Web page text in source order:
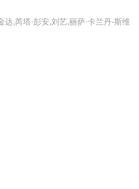
,芮塔·彭安,刘艺,丽萨·卡兰丹-斯维